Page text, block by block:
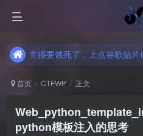
主播要饿死了，上点谷歌贴片
主播要饿死了，上点谷歌贴片
首页 CTFWP 正文
python模板注入的思考